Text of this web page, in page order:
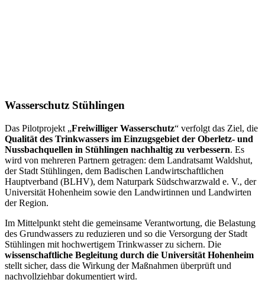
Wasserschutz Stühlingen
Das Pilotprojekt „Freiwilliger Wasserschutz“ verfolgt das Ziel, die
Qualität des Trinkwassers im Einzugsgebiet der Oberletz- und
Nussbachquellen in Stühlingen nachhaltig zu verbessern. Es
wird von mehreren Partnern getragen: dem Landratsamt Waldshut,
der Stadt Stühlingen, dem Badischen Landwirtschaftlichen
Hauptverband (BLHV), dem Naturpark Südschwarzwald e. V., der
Universität Hohenheim sowie den Landwirtinnen und Landwirten
der Region.
Im Mittelpunkt steht die gemeinsame Verantwortung, die Belastung
des Grundwassers zu reduzieren und so die Versorgung der Stadt
Stühlingen mit hochwertigem Trinkwasser zu sichern. Die
wissenschaftliche Begleitung durch die Universität Hohenheim
stellt sicher, dass die Wirkung der Maßnahmen überprüft und
nachvollziehbar dokumentiert wird.